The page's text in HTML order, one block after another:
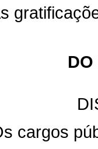
cargos